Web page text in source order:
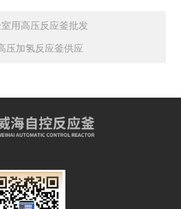
用高压反应釜批发
压加氢反应釜供应